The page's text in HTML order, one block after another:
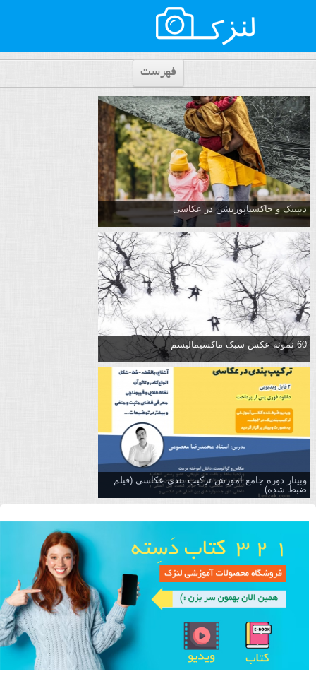
فهرست
دیپتیک و جاکستا‌پوزیشن در عکاسی
60 نمونه عکس سبک ماکسیمالیسم
وبینار دوره جامع آموزش تركيب بندي عكاسي (فیلم
ضبط شده)